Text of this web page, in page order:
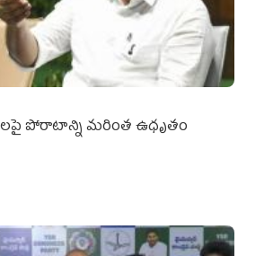
పోరాటాన్ని మరింత ఉధృతం